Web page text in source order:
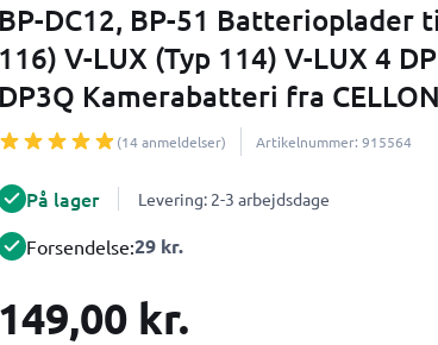
BP-DC12, BP-51 Batterioplader
116) V-LUX (Typ 114) V-LUX 4
DP3Q Kamerabatteri fra
(14 anmeldelser) Artikelnummer: 915564
På lager Levering: 2-3 arbejdsdage
Forsendelse:29 kr.
149,00 kr.